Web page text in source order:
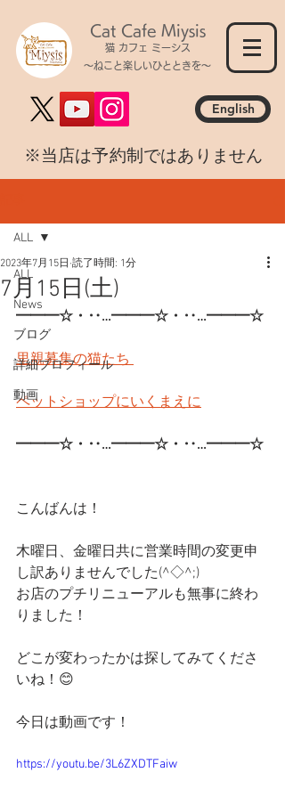
Cat Cafe Miysis
猫 カフェ ミーシス
～ねこと楽しいひとときを～
English
​※当店は予約制ではありません
ALL
News
ブログ
詳細プロフィール
動画
ALL
7月15日(土)
2023年7月15日 読了時間: 1分
━━━☆・‥…━━━☆・‥…━━━☆
里親募集の猫たち
ペットショップにいくまえに
━━━☆・‥…━━━☆・‥…━━━☆
こんばんは！
木曜日、金曜日共に営業時間の変更申
し訳ありませんでした(^◇^;)
お店のプチリニューアルも無事に終わ
りました！
どこが変わったかは探してみてくださ
いね！😊
今日は動画です！
https://youtu.be/3L6ZXDTFaiw